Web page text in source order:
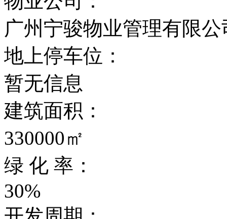
广州宁骏物业管理有限
地上停车位：
暂无信息
建筑面积：
330000㎡
绿 化 率：
30%